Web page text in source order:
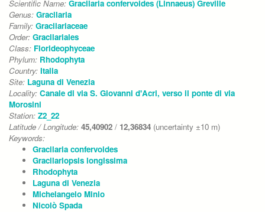
Scientific Name: Gracilaria confervoides (Linnaeus) Greville
Genus: Gracilaria
Family: Gracilariaceae
Order: Gracilariales
Class: Florideophyceae
Phylum: Rhodophyta
Country: Italia
Site: Laguna di Venezia
Locality: Canale di via S. Giovanni d'Acri, verso il ponte di via
Morosini
Station: Z2_22
Latitude / Longitude: 45,40902 / 12,36834 (uncertainty ±10 m)
Keywords:
Gracilaria confervoides
Gracilariopsis longissima
Rhodophyta
Laguna di Venezia
Michelangelo Minio
Nicolò Spada